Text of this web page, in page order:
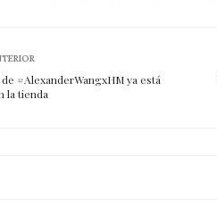
#AlexanderWangxHM ya está
la tienda